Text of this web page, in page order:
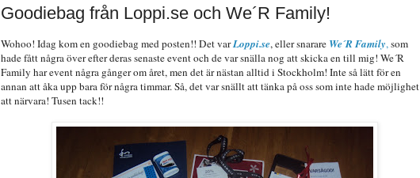
Goodiebag från Loppi.se och We´R Family!
Wohoo! Idag kom en goodiebag med posten!! Det varLoppi.se, eller snarare We´R Family,som
hade fått några över efter deras senaste event och de var snälla nog att skicka en till mig! We´R
Family har event några gånger om året, men det är nästan alltid i Stockholm! Inte så lätt för en
annan att åka upp bara för några timmar. Så, det var snällt att tänka på oss som inte hade möjlighet
att närvara! Tusen tack!!